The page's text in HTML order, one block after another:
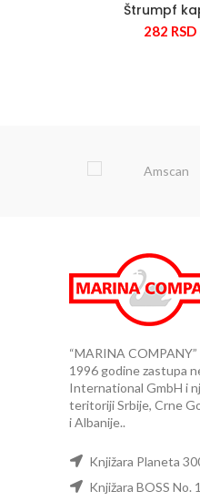
Štrumpf
282 RSD
“MARINA
1996 godine zastupa
International GmbH i
teritoriji Srbije, Crne
i Albanije..
Knjižara Planeta
Knjižara BOSS No.